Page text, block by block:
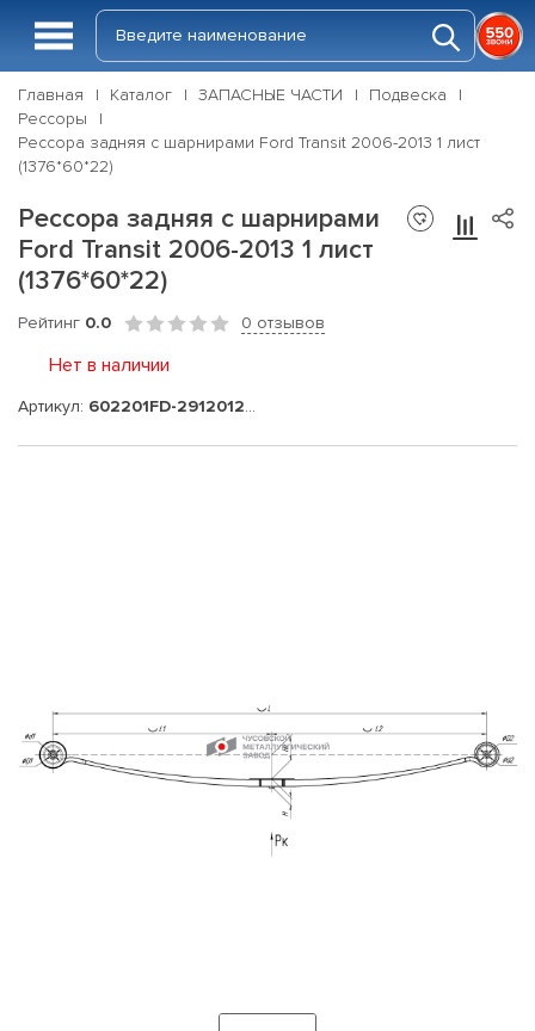
Главная Каталог ЗАПАСНЫЕ ЧАСТИ
Подвеска
Рессоры
Рессора задняя с шарнирами Ford Transit 2006-2013 1 лист
(1376*60*22)
Рессора задняя с шарнирами
Ford Transit 2006-2013 1 лист
(1376*60*22)
Рейтинг 0.0 0 отзывов
Нет в наличии
Артикул: 602201FD-2912012-01-10